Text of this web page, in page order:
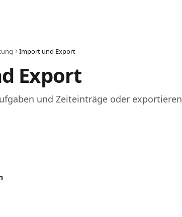
Import und Export
Export
und Zeiteinträge oder exportieren